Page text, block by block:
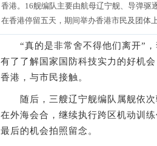
香港。16舰编队主要由航母辽宁舰、导弹驱
在香港停留五天，期间举办香港市民及团体
“真的是非常舍不得他们离开”，
有了了解国家国防科技实力的好机
香港，与市民接触。
随后，三艘辽宁舰编队属舰依次
在外海会合，继续执行跨区机动训
最后的机会拍照留念。